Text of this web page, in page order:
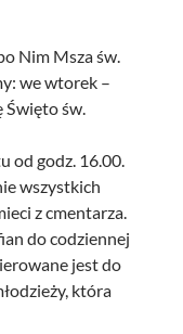
Nim Msza św.
we wtorek –
Święto św.
od godz. 16.00.
wszystkich
z cmentarza.
do codziennej
jest do
która